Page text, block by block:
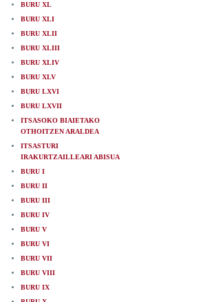
BURU XL
BURU XLI
BURU XLII
BURU XLIII
BURU XLIV
BURU XLV
BURU LXVI
BURU LXVII
ITSASOKO BIAIETAKO
OTHOITZEN ARALDEA
ITSASTURI
IRAKURTZAILLEARI ABISUA
BURU I
BURU II
BURU III
BURU IV
BURU V
BURU VI
BURU VII
BURU VIII
BURU IX